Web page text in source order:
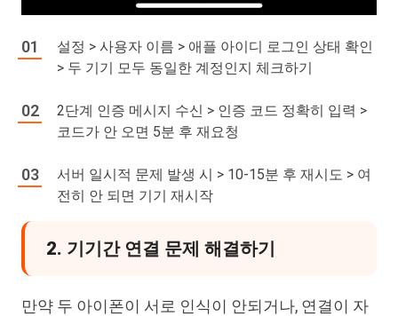
설정 > 사용자 이름 > 애플 아이디 로그인 상태 확인
> 두 기기 모두 동일한 계정인지 체크하기
2단계 인증 메시지 수신 > 인증 코드 정확히 입력 >
코드가 안 오면 5분 후 재요청
서버 일시적 문제 발생 시 > 10-15분 후 재시도 > 여
전히 안 되면 기기 재시작
2. 기기간 연결 문제 해결하기
만약 두 아이폰이 서로 인식이 안되거나, 연결이 자